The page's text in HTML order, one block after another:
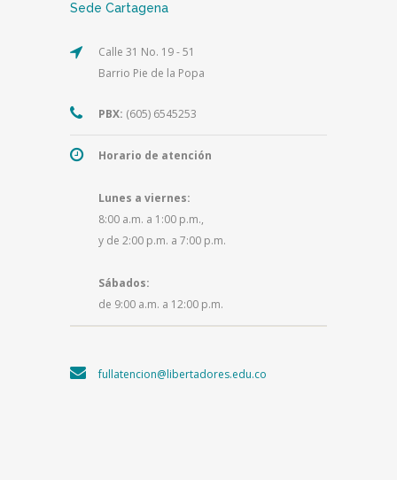
Sede Cartagena
Calle 31 No. 19 - 51
Barrio Pie de la Popa
PBX: (605) 6545253
Horario de atención
Lunes a viernes:
8:00 a.m. a 1:00 p.m.,
y de 2:00 p.m. a 7:00 p.m.
Sábados:
de 9:00 a.m. a 12:00 p.m.
fullatencion@libertadores.edu.co